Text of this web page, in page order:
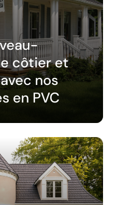
côtier et
nos
en PVC